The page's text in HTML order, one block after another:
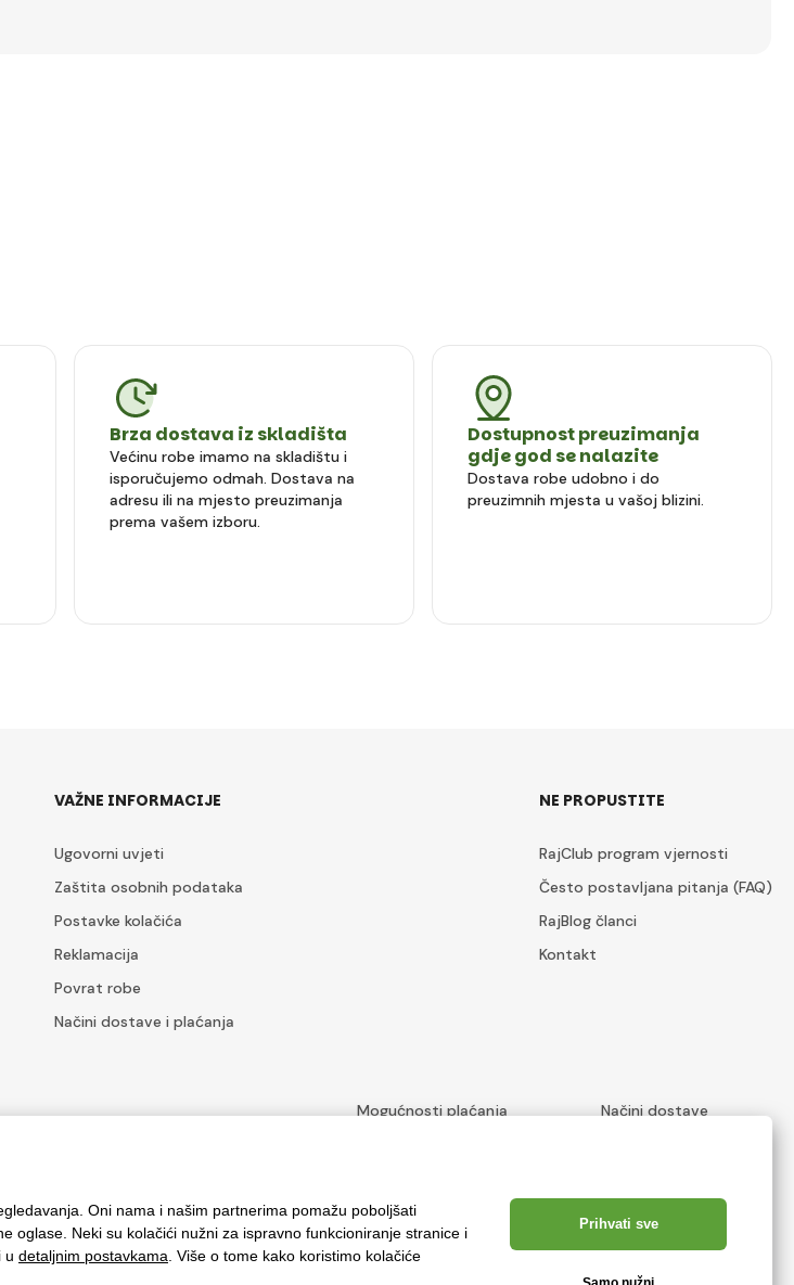
Brza dostava iz skladišta
Većinu robe imamo na skladištu i
isporučujemo odmah. Dostava na
adresu ili na mjesto preuzimanja
prema vašem izboru.
Dostupnost preuzimanja
gdje god se nalazite
Dostava robe udobno i do
preuzimnih mjesta u vašoj blizini.
VAŽNE INFORMACIJE
Ugovorni uvjeti
Zaštita osobnih podataka
Postavke kolačića
Reklamacija
Povrat robe
Načini dostave i plaćanja
NE PROPUSTITE
RajClub program vjernosti
Često postavljana pitanja (FAQ)
RajBlog članci
Kontakt
Mogućnosti plaćanja Načini dostave